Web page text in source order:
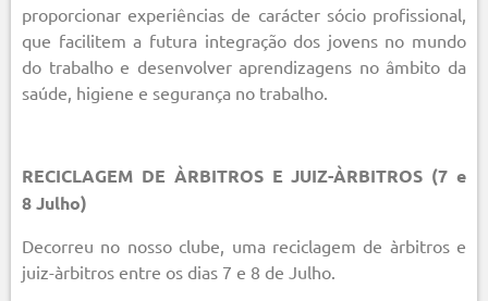
proporcionar experiências de carácter sócio profissional,
que facilitem a futura integração dos jovens no mundo
do trabalho e desenvolver aprendizagens no âmbito da
saúde, higiene e segurança no trabalho.
RECICLAGEM DE ÀRBITROS E JUIZ-ÀRBITROS (7 e
8 Julho)
Decorreu no nosso clube, uma reciclagem de àrbitros e
juiz-àrbitros entre os dias 7 e 8 de Julho.